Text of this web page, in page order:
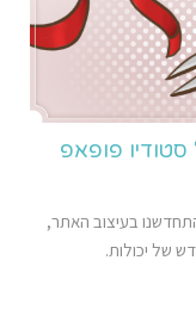
פופאפ
בעיצוב האתר,
של יכולות.